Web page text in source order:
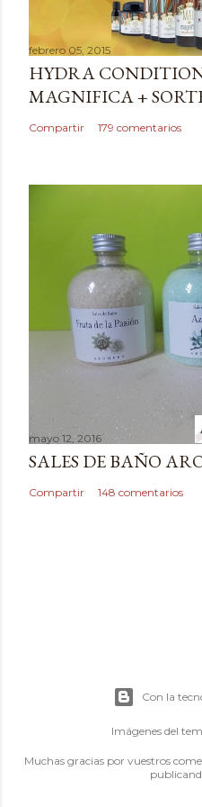
a
r
u
n
c
o
febrero 05, 2015
HYDRA
MAGNIFICA +
Compartir 179 comentarios
mayo 12, 2016
SALES DE BAÑO
Compartir 148 comentarios
Con la
Imágenes del
Muchas gracias por vuestros